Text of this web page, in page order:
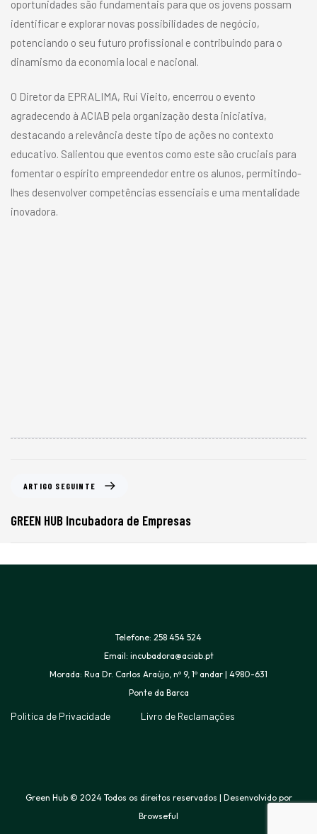
oportunidades são fundamentais para que os jovens possam
identificar e explorar novas possibilidades de negócio,
potenciando o seu futuro profissional e contribuindo para o
dinamismo da economia local e nacional.
O Diretor da EPRALIMA, Rui Vieito, encerrou o evento
agradecendo à ACIAB pela organização desta iniciativa,
destacando a relevância deste tipo de ações no contexto
educativo. Salientou que eventos como este são cruciais para
fomentar o espírito empreendedor entre os alunos, permitindo-
lhes desenvolver competências essenciais e uma mentalidade
inovadora.
ARTIGO SEGUINTE
GREEN HUB Incubadora de Empresas
Telefone: 258 454 524
Email: incubadora@aciab.pt
Morada: Rua Dr. Carlos Araújo, nº 9, 1º andar | 4980-631
Ponte da Barca
Politica de Privacidade Livro de Reclamações
Green Hub © 2024 Todos os direitos reservados | Desenvolvido por
Browseful